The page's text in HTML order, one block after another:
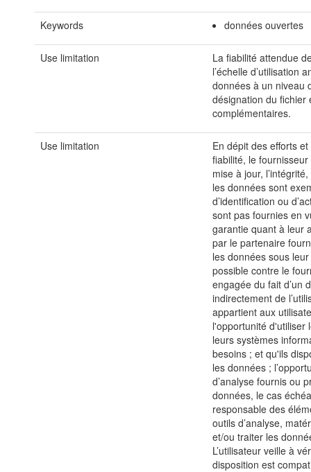
Keywords données ouvertes
Use limitation
La fiabilité attendue
l’échelle d’utilisation
données à un niveau
désignation du fichier
complémentaires.
Use limitation
En dépit des efforts
fiabilité, le fournisseur
mise à jour,
les données sont
d’identification ou
sont pas fournies en
garantie quant à leur
par le partenaire
les données sous
possible contre le
engagée du fait d’un
indirectement de
appartient aux
l'opportunité d'utiliser
leurs systèmes
besoins ; et qu'ils
les données ;
d’analyse fournis ou
données, le cas
responsable des
outils d’analyse,
et/ou traiter les
L’utilisateur veille à
disposition est